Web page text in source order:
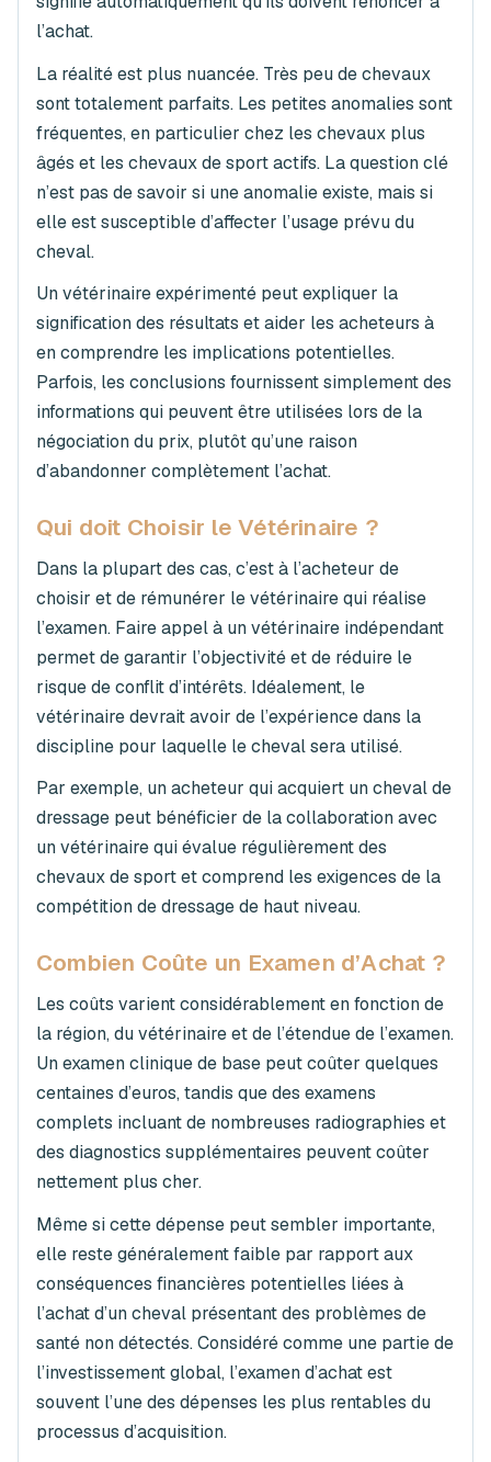
l’achat.
La réalité est plus nuancée. Très peu de chevaux
sont totalement parfaits. Les petites anomalies sont
fréquentes, en particulier chez les chevaux plus
âgés et les chevaux de sport actifs. La question clé
n’est pas de savoir si une anomalie existe, mais si
elle est susceptible d’affecter l’usage prévu du
cheval.
Un vétérinaire expérimenté peut expliquer la
signification des résultats et aider les acheteurs à
en comprendre les implications potentielles.
Parfois, les conclusions fournissent simplement des
informations qui peuvent être utilisées lors de la
négociation du prix, plutôt qu’une raison
d’abandonner complètement l’achat.
Qui doit Choisir le Vétérinaire ?
Dans la plupart des cas, c’est à l’acheteur de
choisir et de rémunérer le vétérinaire qui réalise
l’examen. Faire appel à un vétérinaire indépendant
permet de garantir l’objectivité et de réduire le
risque de conflit d’intérêts. Idéalement, le
vétérinaire devrait avoir de l’expérience dans la
discipline pour laquelle le cheval sera utilisé.
Par exemple, un acheteur qui acquiert un cheval de
dressage peut bénéficier de la collaboration avec
un vétérinaire qui évalue régulièrement des
chevaux de sport et comprend les exigences de la
compétition de dressage de haut niveau.
Combien Coûte un Examen d’Achat ?
Les coûts varient considérablement en fonction de
la région, du vétérinaire et de l’étendue de l’examen.
Un examen clinique de base peut coûter quelques
centaines d’euros, tandis que des examens
complets incluant de nombreuses radiographies et
des diagnostics supplémentaires peuvent coûter
nettement plus cher.
Même si cette dépense peut sembler importante,
elle reste généralement faible par rapport aux
conséquences financières potentielles liées à
l’achat d’un cheval présentant des problèmes de
santé non détectés. Considéré comme une partie de
l’investissement global, l’examen d’achat est
souvent l’une des dépenses les plus rentables du
processus d’acquisition.